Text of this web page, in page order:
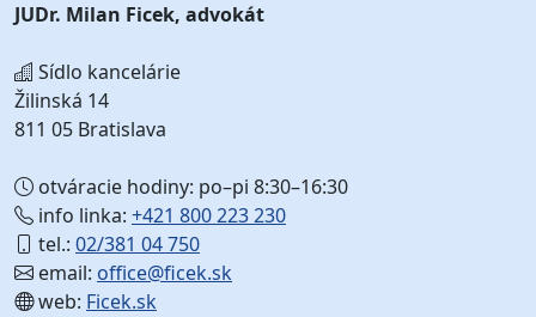
JUDr. Milan Ficek, advokát
Sídlo kancelárie
Žilinská 14
811 05 Bratislava
otváracie hodiny: po–pi 8:30–16:30
info linka: +421 800 223 230
tel.: 02/381 04 750
email: office@ficek.sk
web: Ficek.sk